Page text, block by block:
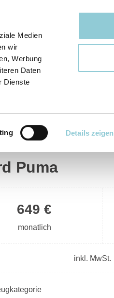
Medien
wir
Werbung
Daten
Dienste
Details zeigen
Puma
649 €
monatlich
inkl. MwSt.